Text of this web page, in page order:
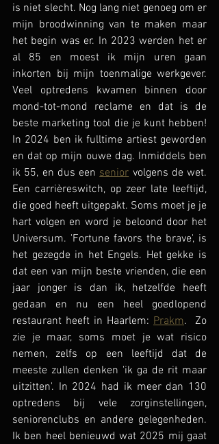
is niet slecht. Nog lang niet genoeg om er
mijn broodwinning van te maken maar
het begin was er. In 2023 werden het er
al 85 en moest ik mijn uren gaan
inkorten bij mijn toenmalige werkgever.
Veel optredens kwamen binnen door
mond-tot-mond reclame en dat is de
beste marketing tool die je kunt hebben!
In 2024 ben ik fulltime artiest geworden
en dat op mijn ouwe dag. Inmiddels ben
ik 55, en dus een senior volgens de wet.
Een carrièreswitch, op zeer late leeftijd,
die goed heeft uitgepakt. Soms moet je je
hart volgen en word je beloond door het
Universum. 'Fortune favors the brave', is
het gezegde in het Engels. Het gekke is
dat een van mijn beste vrienden, die een
jaar jonger is dan ik, hetzelfde heeft
gedaan en nu een heel goedlopend
restaurant heeft in Haarlem: Prakm.  Zo
zie je maar, soms moet je wat risico
nemen, zelfs op een leeftijd dat de
meeste zullen denken 'ik ga de rit maar
uitzitten'. In 2024 had ik meer dan 130
optredens bij vele zorginstellingen,
seniorenclubs en andere gelegenheden.
Ik ben heel benieuwd wat 2025 mij gaat